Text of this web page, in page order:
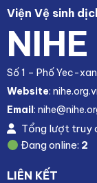
Viện Vệ sinh
NIHE
Số 1 – Phố Yec-
Website:
Email:
Tổng lượt truy
Đang online: 2
LIÊN KẾT